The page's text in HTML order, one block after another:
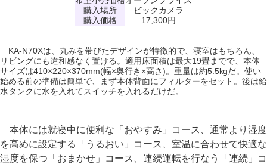
購入場所
ビックカメラ
購入価格
17,300円
KA-N70Xは、丸みを帯びたデザインが特徴的で、寝室はもちろん、
リビングにも違和感なく置ける。適用床面積は最大19畳までで、本体
サイズは410×220×370mm(幅×奥行き×高さ)。重量は約5.5kgだ。使い
始める前の準備は簡単で、まず本体背面にフィルターをセット。後は給
水タンクに水を入れてスイッチを入れるだけだ。
本体には就寝中に便利な「おやすみ」コース、通常より湿度
を高めに設定する「うるおい」コース、室温に合わせて快適な
湿度を保つ「おまかせ」コース、連続運転を行なう「連続」コ